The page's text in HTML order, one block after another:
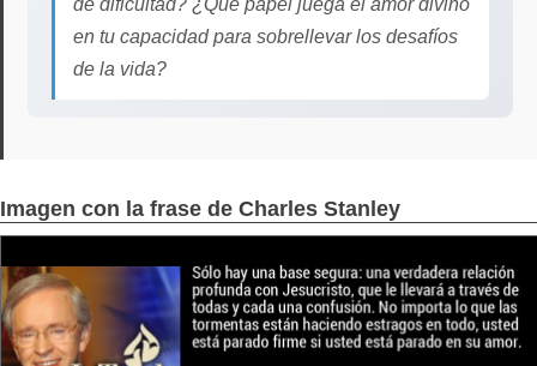
de dificultad? ¿Qué papel juega el amor divino
en tu capacidad para sobrellevar los desafíos
de la vida?
Imagen con la frase de Charles Stanley